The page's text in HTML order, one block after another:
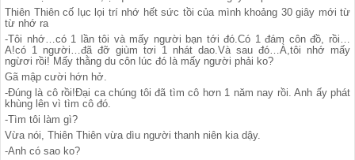
Thiên Thiên cố lục lọi trí nhớ hết sức tồi của mình khoảng 30 giây mới từ
từ nhớ ra
-Tôi nhớ…có 1 lần tôi và mấy người bạn tới đó.Có 1 đám côn đồ, rồi…
A!có 1 người…đã đỡ giùm tơi 1 nhát dao.Và sau đó…À,tôi nhớ mấy
ngừơi rồi! Mấy thằng du côn lúc đó là mấy người phải ko?
Gã mập cười hớn hở.
-Đúng là cô rồi!Đại ca chúng tôi đã tìm cô hơn 1 năm nay rồi. Anh ấy phát
khùng lên vì tìm cô đó.
-Tìm tôi làm gì?
Vừa nói, Thiên Thiên vừa dìu người thanh niên kia dậy.
-Anh có sao ko?